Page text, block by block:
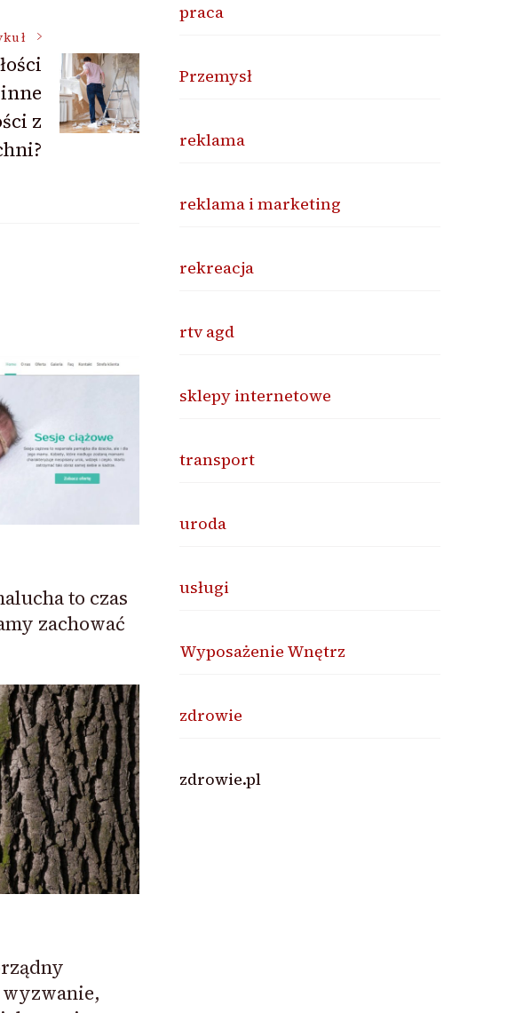
z
to czas
zachować
praca
Przemysł
reklama
reklama i marketing
rekreacja
rtv agd
sklepy internetowe
transport
uroda
usługi
Wyposażenie Wnętrz
zdrowie
zdrowie.pl